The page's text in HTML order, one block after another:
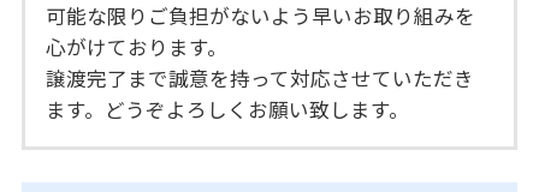
可能な限りご負担がないよう早いお取り組みを
心がけております。
譲渡完了まで誠意を持って対応させていただき
ます。どうぞよろしくお願い致します。